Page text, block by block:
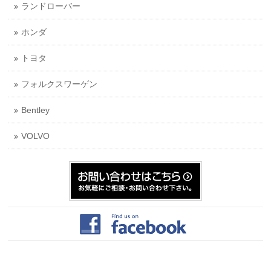
ランドローバー
ホンダ
トヨタ
フォルクスワーゲン
Bentley
VOLVO